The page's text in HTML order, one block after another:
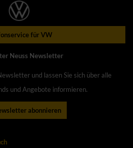
für VW
Neuss Newsletter
und lassen Sie sich über alle
und Angebote informieren.
abonnieren